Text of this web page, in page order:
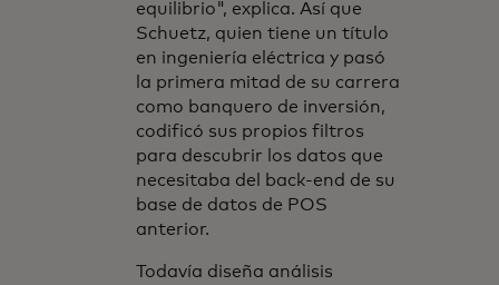
equilibrio", explica. Así que
Schuetz, quien tiene un título
en ingeniería eléctrica y pasó
la primera mitad de su carrera
como banquero de inversión,
codificó sus propios filtros
para descubrir los datos que
necesitaba del back-end de su
base de datos de POS
anterior.
Todavía diseña análisis